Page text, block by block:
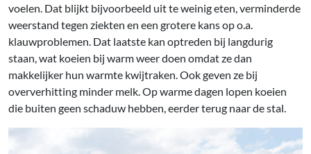
voelen. Dat blijkt bijvoorbeeld uit te weinig eten, verminderde
weerstand tegen ziekten en een grotere kans op o.a.
klauwproblemen. Dat laatste kan optreden bij langdurig
staan, wat koeien bij warm weer doen omdat ze dan
makkelijker hun warmte kwijtraken. Ook geven ze bij
oververhitting minder melk. Op warme dagen lopen koeien
die buiten geen schaduw hebben, eerder terug naar de stal.